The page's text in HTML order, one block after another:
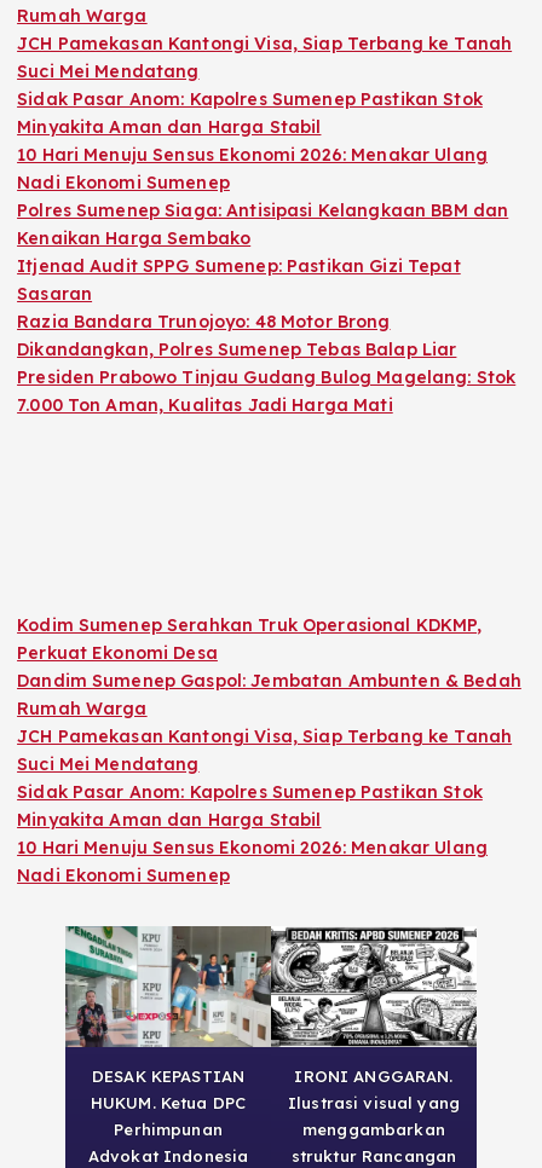
Rumah Warga
JCH Pamekasan Kantongi Visa, Siap Terbang ke Tanah
Suci Mei Mendatang
Sidak Pasar Anom: Kapolres Sumenep Pastikan Stok
Minyakita Aman dan Harga Stabil
10 Hari Menuju Sensus Ekonomi 2026: Menakar Ulang
Nadi Ekonomi Sumenep
Polres Sumenep Siaga: Antisipasi Kelangkaan BBM dan
Kenaikan Harga Sembako
Itjenad Audit SPPG Sumenep: Pastikan Gizi Tepat
Sasaran
Razia Bandara Trunojoyo: 48 Motor Brong
Dikandangkan, Polres Sumenep Tebas Balap Liar
Presiden Prabowo Tinjau Gudang Bulog Magelang: Stok
7.000 Ton Aman, Kualitas Jadi Harga Mati
Kodim Sumenep Serahkan Truk Operasional KDKMP,
Perkuat Ekonomi Desa
Dandim Sumenep Gaspol: Jembatan Ambunten & Bedah
Rumah Warga
JCH Pamekasan Kantongi Visa, Siap Terbang ke Tanah
Suci Mei Mendatang
Sidak Pasar Anom: Kapolres Sumenep Pastikan Stok
Minyakita Aman dan Harga Stabil
10 Hari Menuju Sensus Ekonomi 2026: Menakar Ulang
Nadi Ekonomi Sumenep
DESAK KEPASTIAN
HUKUM. Ketua DPC
Perhimpunan
Advokat Indonesia
IRONI ANGGARAN.
Ilustrasi visual yang
menggambarkan
struktur Rancangan